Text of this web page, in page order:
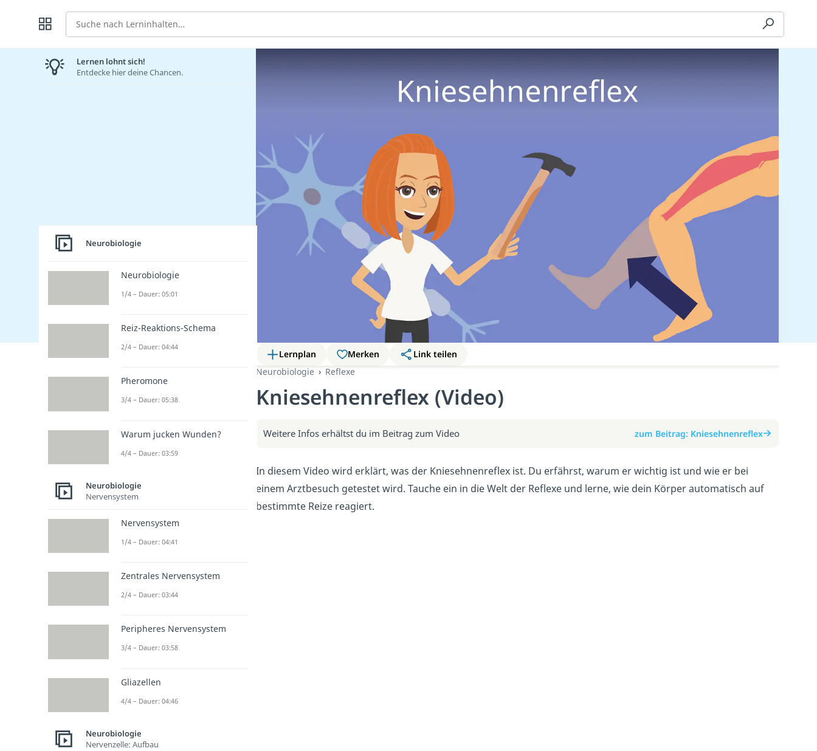
Suche
Lernplan Merken
Link teilen
Neurobiologie
Reflexe
Kniesehnenreflex (Video)
Weitere Infos erhältst du im Beitrag zum Video zum Beitrag: Kniesehnenreflex
In diesem Video wird erklärt, was der Kniesehnenreflex ist. Du erfährst, warum er wichtig ist und wie er bei
einem Arztbesuch getestet wird. Tauche ein in die Welt der Reflexe und lerne, wie dein Körper automatisch auf
bestimmte Reize reagiert.
Lernen lohnt sich!
Entdecke hier deine Chancen.
Neurobiologie
Neurobiologie
1/4 – Dauer: 05:01
Reiz-Reaktions-Schema
2/4 – Dauer: 04:44
Pheromone
3/4 – Dauer: 05:38
Warum jucken Wunden?
4/4 – Dauer: 03:59
Neurobiologie
Nervensystem
Nervensystem
1/4 – Dauer: 04:41
Zentrales Nervensystem
2/4 – Dauer: 03:44
Peripheres Nervensystem
3/4 – Dauer: 03:58
Gliazellen
4/4 – Dauer: 04:46
Neurobiologie
Nervenzelle: Aufbau